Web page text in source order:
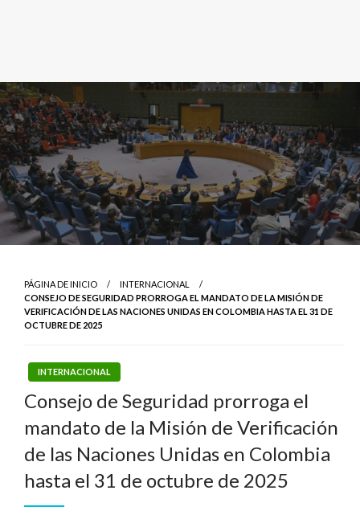
PÁGINA DE INICIO
INTERNACIONAL
CONSEJO DE SEGURIDAD PRORROGA EL MANDATO DE LA MISIÓN DE
VERIFICACIÓN DE LAS NACIONES UNIDAS EN COLOMBIA HASTA EL 31 DE
OCTUBRE DE 2025
INTERNACIONAL
Consejo de Seguridad prorroga el
mandato de la Misión de Verificación
de las Naciones Unidas en Colombia
hasta el 31 de octubre de 2025